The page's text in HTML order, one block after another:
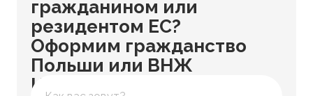
гражданином или
резидентом ЕС?
Оформим гражданство
Польши или ВНЖ
Испании